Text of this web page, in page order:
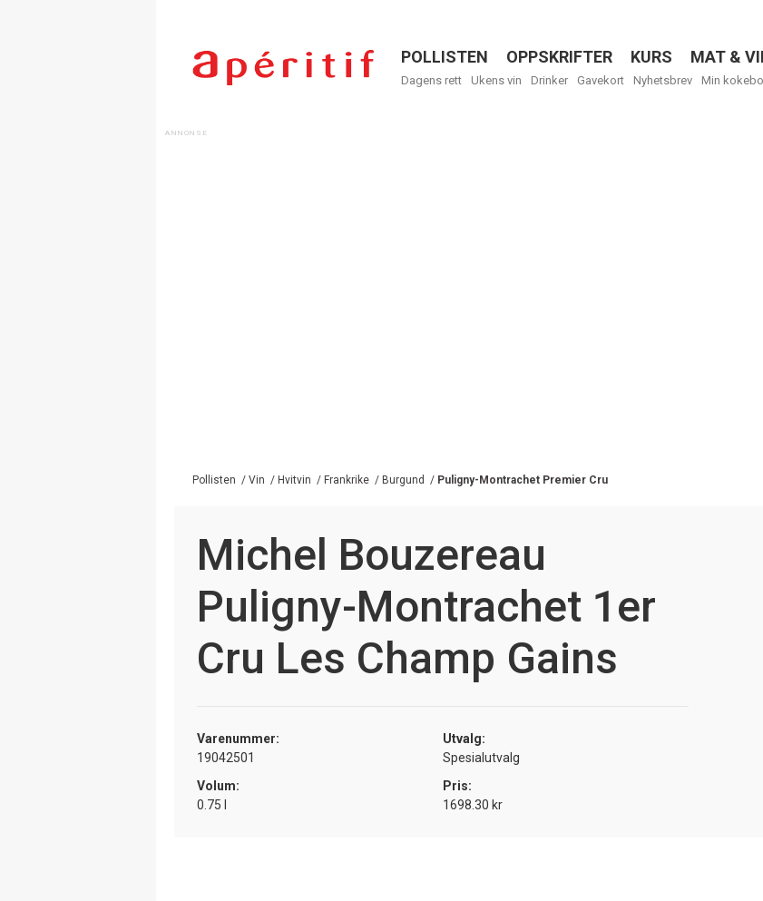
Menu
POLLISTEN OPPSKRIFTER KURS MAT &
Dagens rett Ukens vin Drinker Gavekort Nyhetsbrev Min
Pollisten / Vin / Hvitvin / Frankrike / Burgund / Puligny-Montrachet Premier Cru
Michel Bouzereau
Puligny-Montrachet 1er
Cru Les Champ Gains
Varenummer:
19042501
Utvalg:
Spesialutvalg
Volum:
0.75 l
Pris:
1698.30 kr